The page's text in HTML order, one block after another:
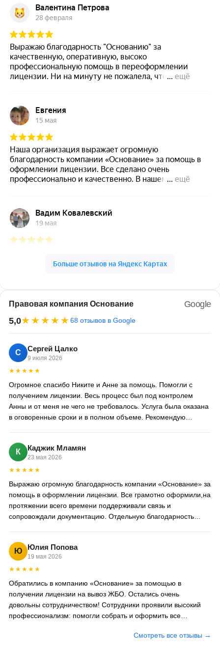
Правовая компания Основание
Google
5,0★★★★★68 отзывов в Google
С Сергей Цалко
9 июля 2026
★★★★★
Огромное спасибо Никите и Анне за помощь. Помогли с
получением лицензии. Весь процесс был под контролем
Анны и от меня не чего не требовалось. Услуга была оказана
в оговоренные сроки и в полном объеме. Рекомендую
К Каджик Мламян
23 мая 2026
★★★★★
Выражаю огромную благодарность компании «Основание» за
помощь в оформлении лицензии. Все грамотно оформили,на
протяжении всего времени поддерживали связь и
сопровождали документацию. Отдельную благодарность
Ю Юлия Попова
19 мая 2026
★★★★★
Обратились в компанию «Основание» за помощью в
получении лицензии на вывоз ЖБО. Остались очень
довольны сотрудничеством! Сотрудники проявили высокий
профессионализм: помогли собрать и оформить все
Лицензию получили даже раньше оговоренного срока.
Смотреть все отзывы →